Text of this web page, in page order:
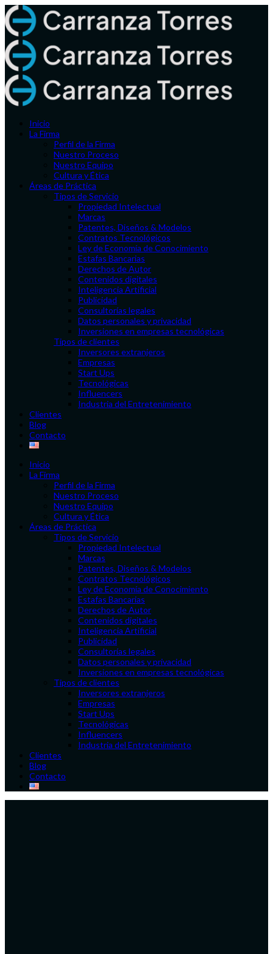
Inicio
La Firma
Perfil de la Firma
Nuestro Proceso
Nuestro Equipo
Cultura y Ética
Áreas de Práctica
Tipos de Servicio
Propiedad Intelectual
Marcas
Patentes, Diseños & Modelos
Contratos Tecnológicos
Ley de Economía de Conocimiento
Estafas Bancarias
Derechos de Autor
Contenidos digitales
Inteligencia Artificial
Publicidad
Consultorías legales
Datos personales y privacidad
Inversiones en empresas tecnológicas
Tipos de clientes
Inversores extranjeros
Empresas
Start Ups
Tecnológicas
Influencers
Industria del Entretenimiento
Clientes
Blog
Contacto
Inicio
La Firma
Perfil de la Firma
Nuestro Proceso
Nuestro Equipo
Cultura y Ética
Áreas de Práctica
Tipos de Servicio
Propiedad Intelectual
Marcas
Patentes, Diseños & Modelos
Contratos Tecnológicos
Ley de Economía de Conocimiento
Estafas Bancarias
Derechos de Autor
Contenidos digitales
Inteligencia Artificial
Publicidad
Consultorías legales
Datos personales y privacidad
Inversiones en empresas tecnológicas
Tipos de clientes
Inversores extranjeros
Empresas
Start Ups
Tecnológicas
Influencers
Industria del Entretenimiento
Clientes
Blog
Contacto